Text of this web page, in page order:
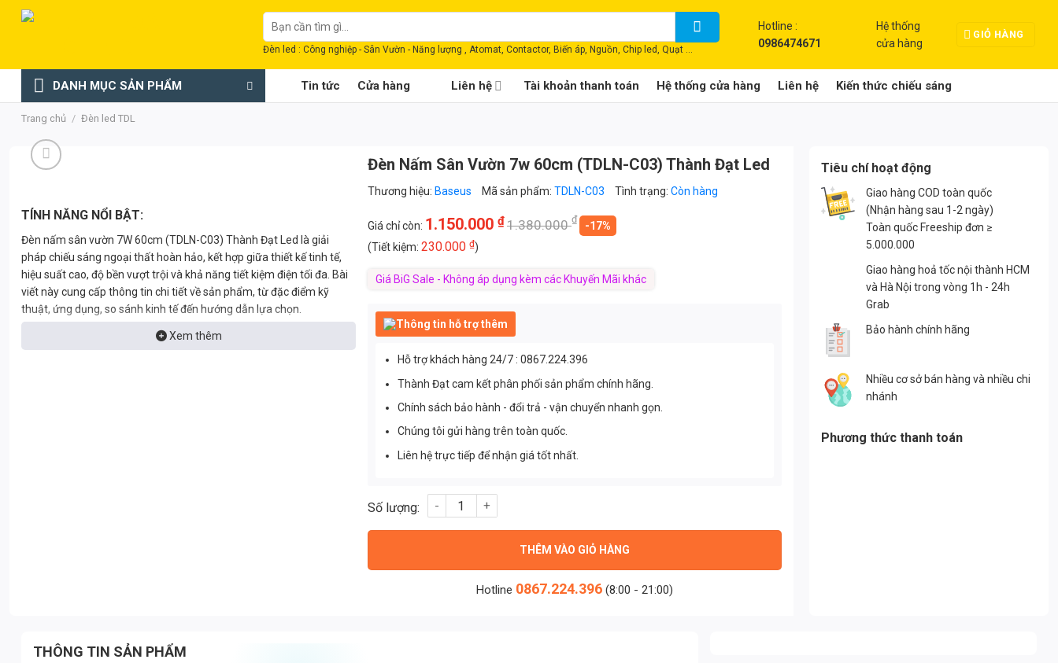
Chuyển
dung
Tìm
kiếm:
Đèn led : Công nghiệp - Sân Vườn - Năng lượng , Atomat, Contactor, Biến áp, Nguồn, Chip led, Quạt ...
Hotline :
0986474671
Hệ thống
cửa hàng
GIỎ HÀNG
DANH MỤC SẢN PHẨM Tin tức Cửa hàng Liên hệ Tài khoản thanh toán Hệ thống cửa hàng Liên hệ Kiến thức chiếu sáng
Trang chủ / Đèn led TDL
TÍNH NĂNG NỔI BẬT:
Đèn nấm sân vườn 7W 60cm (TDLN-C03) Thành Đạt Led là giải
pháp chiếu sáng ngoại thất hoàn hảo, kết hợp giữa thiết kế tinh tế,
hiệu suất cao, độ bền vượt trội và khả năng tiết kiệm điện tối đa. Bài
viết này cung cấp thông tin chi tiết về sản phẩm, từ đặc điểm kỹ
thuật, ứng dụng, so sánh kinh tế đến hướng dẫn lựa chọn.
Xem thêm
Đèn Nấm Sân Vườn 7w 60cm (TDLN-C03) Thành Đạt Led
Thương hiệu: Baseus Mã sản phẩm: TDLN-C03 Tình trạng: Còn hàng
Giá chỉ còn: 1.150.000 ₫1.380.000₫
-17%
(Tiết kiệm: 230.000 ₫)
Giá BiG Sale - Không áp dụng kèm các Khuyến Mãi khác
Thông tin hỗ trợ thêm
Hỗ trợ khách hàng 24/7 : 0867.224.396
Thành Đạt cam kết phân phối sản phẩm chính hãng.
Chính sách bảo hành - đổi trả - vận chuyển nhanh gọn.
Chúng tôi gửi hàng trên toàn quốc.
Liên hệ trực tiếp để nhận giá tốt nhất.
Đèn Nấm Sân Vườn 7w 60cm (TDLN-C03) Thành Đạt Led số lượng
THÊM VÀO GIỎ HÀNG
Hotline 0867.224.396 (8:00 - 21:00)
Tiêu chí hoạt động
Giao hàng COD toàn quốc
(Nhận hàng sau 1-2 ngày)
Toàn quốc Freeship đơn ≥
5.000.000
Giao hàng hoả tốc nội thành HCM
và Hà Nội trong vòng 1h - 24h
Grab
Bảo hành chính hãng
Nhiều cơ sở bán hàng và nhiều chi
nhánh
Phương thức thanh toán
THÔNG TIN SẢN PHẨM